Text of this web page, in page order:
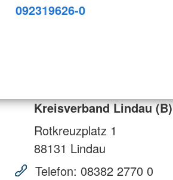
092319626-0
Kreisverband Lindau (B)
Rotkreuzplatz 1
88131 Lindau
Telefon: 08382 2770 0